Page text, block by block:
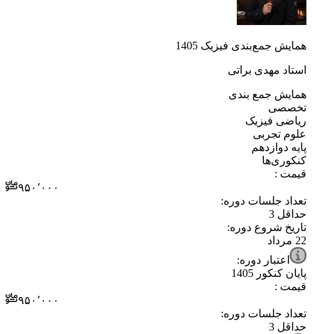
همایش جمع‌بندی فیزیک 1405
استاد مهدی براتی
⁧همایش جمع بندی⁩
⁧تخصصی⁩
⁧ریاضی فیزیک⁩
⁧علوم تجربی⁩
⁧پایه دوازدهم⁩
⁧کنکوری‌ها⁩
قیمت :
۹۵۰٬۰۰۰
تعداد جلسات دوره:
حداقل 3
تاریخ شروع دوره:
22 مرداد
اعتبار دوره:
پایان کنکور 1405
قیمت :
۹۵۰٬۰۰۰
تعداد جلسات دوره:
حداقل 3